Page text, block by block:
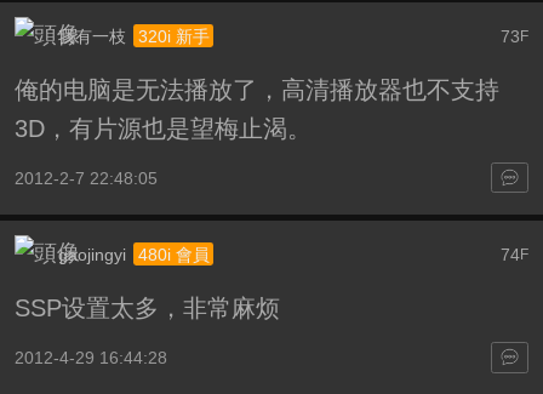
73 F
我有一枝 320i 新手
俺的电脑是无法播放了，高清播放器也不支持
3D，有片源也是望梅止渴。
2012-2-7 22:48:05
74F
gaojingyi 480i 會員
SSP设置太多，非常麻烦
2012-4-29 16:44:28